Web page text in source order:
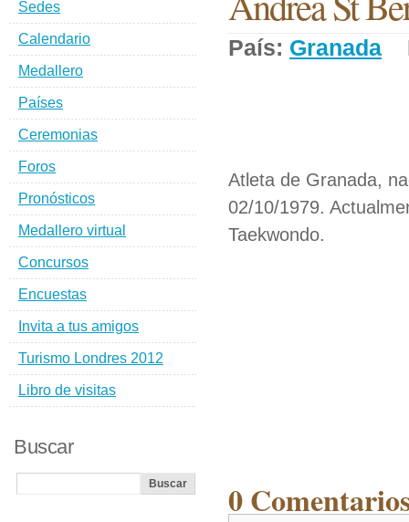
País: Granada
Atleta de Granada,
02/10/1979.
Taekwondo.
0
Sedes
Calendario
Medallero
Países
Ceremonias
Foros
Pronósticos
Medallero virtual
Concursos
Encuestas
Invita a tus amigos
Turismo Londres 2012
Libro de visitas
Buscar